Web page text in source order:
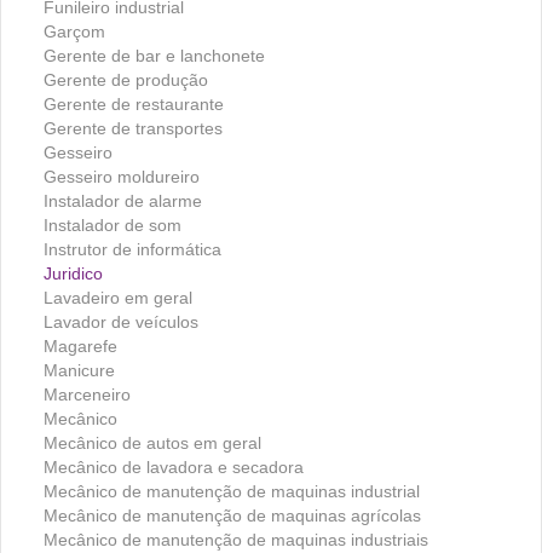
Funileiro industrial
Garçom
Gerente de bar e lanchonete
Gerente de produção
Gerente de restaurante
Gerente de transportes
Gesseiro
Gesseiro moldureiro
Instalador de alarme
Instalador de som
Instrutor de informática
Juridico
Lavadeiro em geral
Lavador de veículos
Magarefe
Manicure
Marceneiro
Mecânico
Mecânico de autos em geral
Mecânico de lavadora e secadora
Mecânico de manutenção de maquinas industrial
Mecânico de manutenção de maquinas agrícolas
Mecânico de manutenção de maquinas industriais